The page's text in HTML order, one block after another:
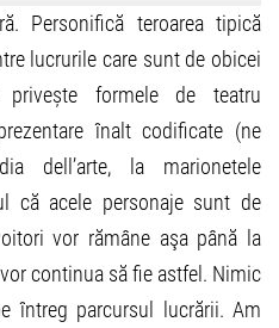
Personifică teroarea tipică
lucrurile care sunt de obicei
formele de teatru
înalt codificate (ne
dell’arte, la marionetele
că acele personaje sunt de
vor rămâne aşa până la
continua să fie astfel. Nimic
întreg parcursul lucrării. Am